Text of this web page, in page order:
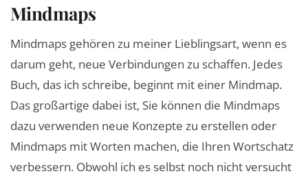
Mindmaps
Mindmaps gehören zu meiner Lieblingsart, wenn es
darum geht, neue Verbindungen zu schaffen. Jedes
Buch, das ich schreibe, beginnt mit einer Mindmap.
Das großartige dabei ist, Sie können die Mindmaps
dazu verwenden neue Konzepte zu erstellen oder
Mindmaps mit Worten machen, die Ihren Wortschatz
verbessern. Obwohl ich es selbst noch nicht versucht